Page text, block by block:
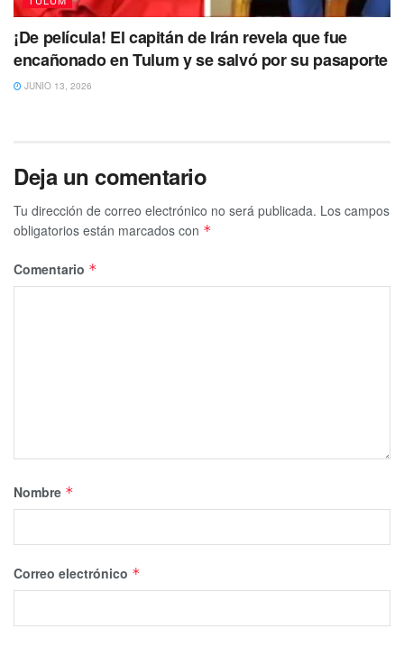
¡De película! El capitán de Irán revela que fue
encañonado en Tulum y se salvó por su pasaporte
JUNIO 13, 2026
Deja un comentario
Tu dirección de correo electrónico no será publicada. Los campos
obligatorios están marcados con *
Comentario *
Nombre *
Correo electrónico *